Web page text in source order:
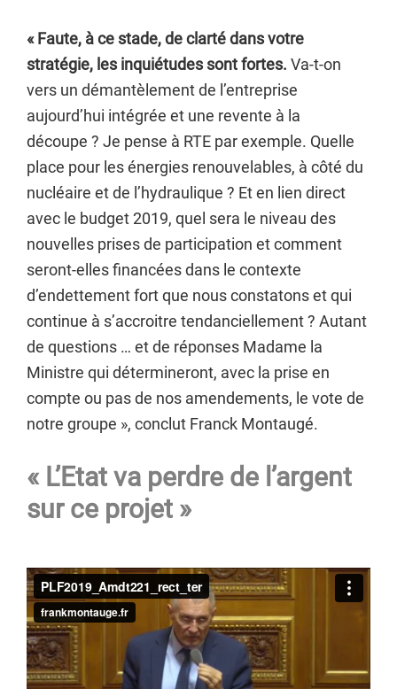
« Faute, à ce stade, de clarté dans votre
stratégie, les inquiétudes sont fortes. Va-t-on
vers un démantèlement de l’entreprise
aujourd’hui intégrée et une revente à la
découpe ? Je pense à RTE par exemple. Quelle
place pour les énergies renouvelables, à côté du
nucléaire et de l’hydraulique ? Et en lien direct
avec le budget 2019, quel sera le niveau des
nouvelles prises de participation et comment
seront-elles financées dans le contexte
d’endettement fort que nous constatons et qui
continue à s’accroitre tendanciellement ? Autant
de questions … et de réponses Madame la
Ministre qui détermineront, avec la prise en
compte ou pas de nos amendements, le vote de
notre groupe », conclut Franck Montaugé.
« L’Etat va perdre de l’argent
sur ce projet »